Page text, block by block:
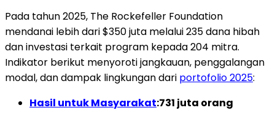
Pada tahun 2025, The Rockefeller Foundation
mendanai lebih dari $350 juta melalui 235 dana hibah
dan investasi terkait program kepada 204 mitra.
Indikator berikut menyoroti jangkauan, penggalangan
modal, dan dampak lingkungan dari portofolio 2025:
Hasil untuk Masyarakat:731 juta orang